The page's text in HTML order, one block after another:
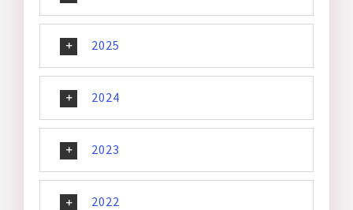
2025
2024
2023
2022